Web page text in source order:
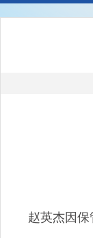
赵英杰因保